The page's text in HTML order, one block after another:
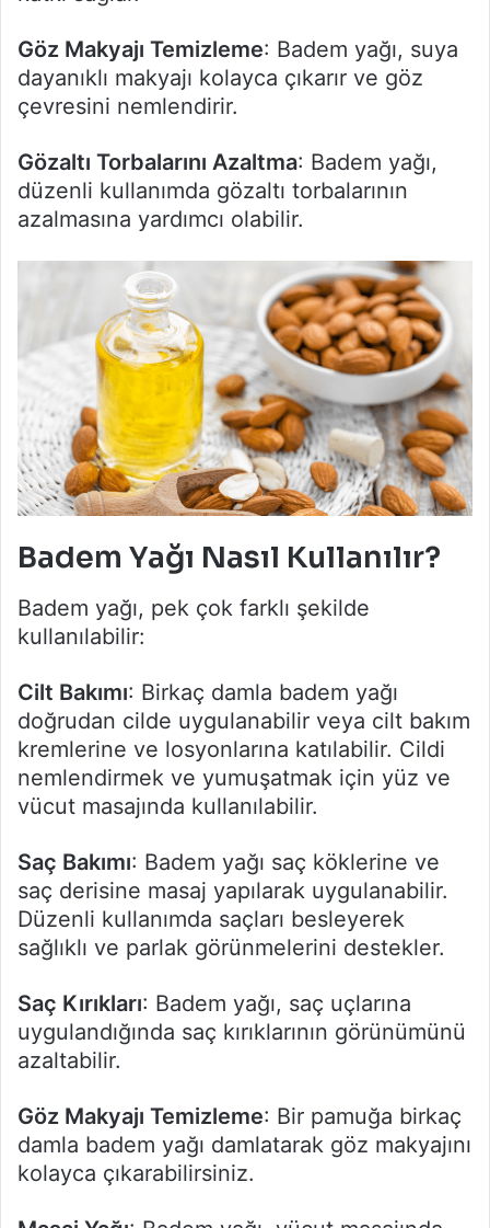
Göz Makyajı Temizleme: Badem yağı, suya
dayanıklı makyajı kolayca çıkarır ve göz
çevresini nemlendirir.
Gözaltı Torbalarını Azaltma: Badem yağı,
düzenli kullanımda gözaltı torbalarının
azalmasına yardımcı olabilir.
Badem Yağı Nasıl Kullanılır?
Badem yağı, pek çok farklı şekilde
kullanılabilir:
Cilt Bakımı: Birkaç damla badem yağı
doğrudan cilde uygulanabilir veya cilt bakım
kremlerine ve losyonlarına katılabilir. Cildi
nemlendirmek ve yumuşatmak için yüz ve
vücut masajında kullanılabilir.
Saç Bakımı: Badem yağı saç köklerine ve
saç derisine masaj yapılarak uygulanabilir.
Düzenli kullanımda saçları besleyerek
sağlıklı ve parlak görünmelerini destekler.
Saç Kırıkları: Badem yağı, saç uçlarına
uygulandığında saç kırıklarının görünümünü
azaltabilir.
Göz Makyajı Temizleme: Bir pamuğa birkaç
damla badem yağı damlatarak göz makyajını
kolayca çıkarabilirsiniz.